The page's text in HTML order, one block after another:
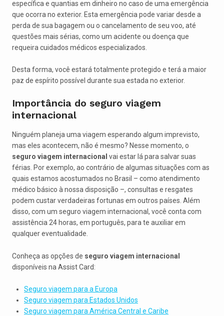
específica e quantias em dinheiro no caso de uma emergência
que ocorra no exterior. Esta emergência pode variar desde a
perda de sua bagagem ou o cancelamento de seu voo, até
questões mais sérias, como um acidente ou doença que
requeira cuidados médicos especializados.
Desta forma, você estará totalmente protegido e terá a maior
paz de espírito possível durante sua estada no exterior.
Importância do seguro viagem
internacional
Ninguém planeja uma viagem esperando algum imprevisto,
mas eles acontecem, não é mesmo? Nesse momento, o
seguro viagem internacional vai estar lá para salvar suas
férias. Por exemplo, ao contrário de algumas situações com as
quais estamos acostumados no Brasil – como atendimento
médico básico à nossa disposição –, consultas e resgates
podem custar verdadeiras fortunas em outros países. Além
disso, com um seguro viagem internacional, você conta com
assistência 24 horas, em português, para te auxiliar em
qualquer eventualidade.
Conheça as opções de seguro viagem internacional
disponíveis na Assist Card:
Seguro viagem para a Europa
Seguro viagem para Estados Unidos
Seguro viagem para América Central e Caribe